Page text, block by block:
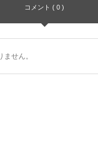
コメント ( 0 )
せん。